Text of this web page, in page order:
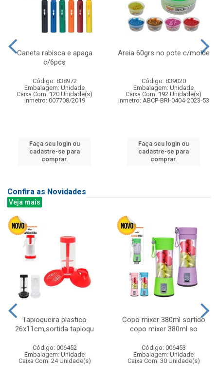
Caneta rabisca e apaga
c/6pcs
Código: 838972
Embalagem: Unidade
Caixa Com: 120 Unidade(s)
Inmetro: 007708/2019
Faça seu login ou
cadastre-se para
comprar.
Areia 60grs no pote c/molde
Código: 839020
Embalagem: Unidade
Caixa Com: 192 Unidade(s)
Inmetro: ABCP-BRI-0404-2023-53
Faça seu login ou
cadastre-se para
comprar.
Confira as Novidades
Veja mais
Tapioqueira plastico
26x11cm,sortida tapioqu
Código: 006452
Embalagem: Unidade
Caixa Com: 24 Unidade(s)
Copo mixer 380ml sortido
copo mixer 380ml so
Código: 006453
Embalagem: Unidade
Caixa Com: 30 Unidade(s)